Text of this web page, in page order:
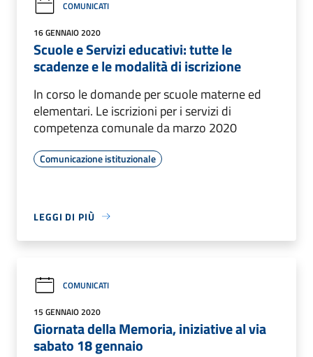
COMUNICATI
16 GENNAIO 2020
Scuole e Servizi educativi: tutte le
scadenze e le modalità di iscrizione
In corso le domande per scuole materne ed
elementari. Le iscrizioni per i servizi di
competenza comunale da marzo 2020
Comunicazione istituzionale
LEGGI DI PIÙ
COMUNICATI
15 GENNAIO 2020
Giornata della Memoria, iniziative al via
sabato 18 gennaio